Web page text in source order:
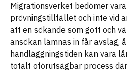
Migrationsverket bedömer
prövningstillfället och inte vid
att en sökande som gott och
ansökan lämnas in får avslag,
handläggningstiden kan vara
totalt oförutsägbar process